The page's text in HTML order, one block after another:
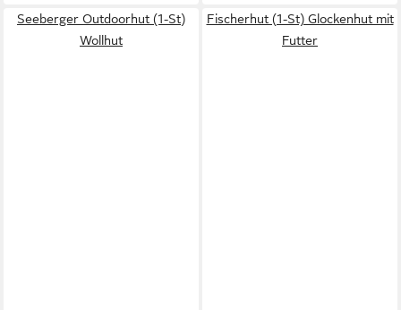
Seeberger Outdoorhut (1-St)
Wollhut
Fischerhut (1-St) Glockenhut mit
Futter